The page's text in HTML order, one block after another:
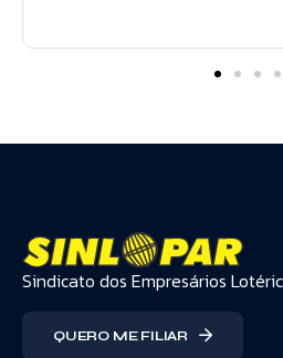
Sindicato dos Empresários
QUERO ME FILIAR